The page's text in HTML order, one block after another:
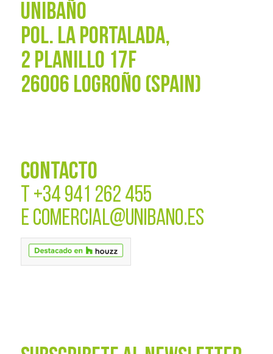
UNIBAÑO
POL. La Portalada,
2 PLANILLO 17F
26006 LOGROÑO (SPAIN)
CONTACTO
T +34 941 262 455
E COMERCIAL@UNIBANO.ES